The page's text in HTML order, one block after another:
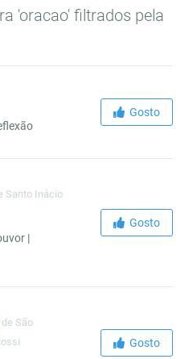
'oracao' filtrados pela
Gosto
Santo Inácio
|
Gosto
de São
Gosto